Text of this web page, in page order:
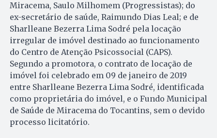
Miracema, Saulo Milhomem (Progressistas); do
ex-secretário de saúde, Raimundo Dias Leal; e de
Sharlleane Bezerra Lima Sodré pela locação
irregular de imóvel destinado ao funcionamento
do Centro de Atenção Psicossocial (CAPS).
Segundo a promotora, o contrato de locação de
imóvel foi celebrado em 09 de janeiro de 2019
entre Sharlleane Bezerra Lima Sodré, identificada
como proprietária do imóvel, e o Fundo Municipal
de Saúde de Miracema do Tocantins, sem o devido
processo licitatório.